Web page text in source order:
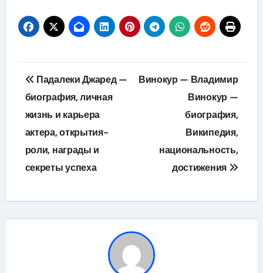
Навигация
по
записям
Падалеки Джаред —
биография, личная
жизнь и карьера
актера, открытия-
роли, награды и
секреты успеха
Винокур — Владимир
Винокур —
биография,
Википедия,
национальность,
достижения